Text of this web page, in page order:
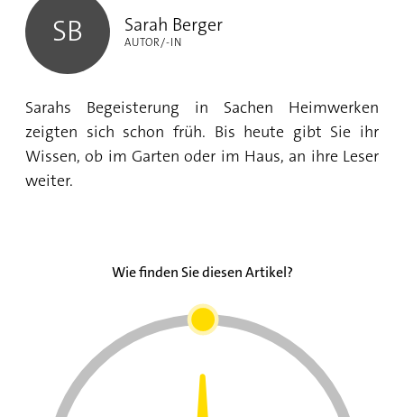
SB Sarah Berger
AUTOR/-IN
Sarahs Begeisterung in Sachen Heimwerken
zeigten sich schon früh. Bis heute gibt Sie ihr
Wissen, ob im Garten oder im Haus, an ihre Leser
weiter.
Wie finden Sie diesen Artikel?